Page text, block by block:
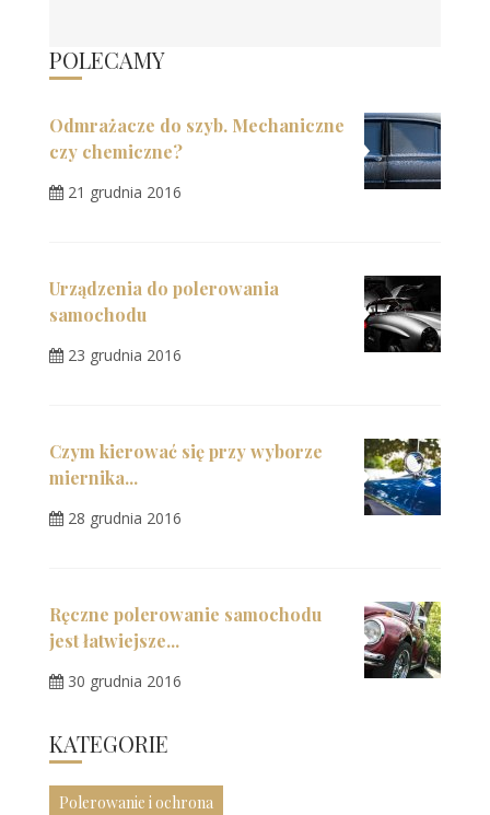
POLECAMY
Odmrażacze do szyb. Mechaniczne
czy chemiczne?
21 grudnia 2016
Urządzenia do polerowania
samochodu
23 grudnia 2016
Czym kierować się przy wyborze
miernika...
28 grudnia 2016
Ręczne polerowanie samochodu
jest łatwiejsze...
30 grudnia 2016
KATEGORIE
Polerowanie i ochrona